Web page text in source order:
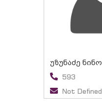
უზუნაძე ნინო
593
Not Defined